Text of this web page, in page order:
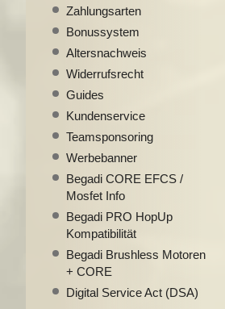
Zahlungsarten
Bonussystem
Altersnachweis
Widerrufsrecht
Guides
Kundenservice
Teamsponsoring
Werbebanner
Begadi CORE EFCS /
Mosfet Info
Begadi PRO HopUp
Kompatibilität
Begadi Brushless Motoren
+ CORE
Digital Service Act (DSA)